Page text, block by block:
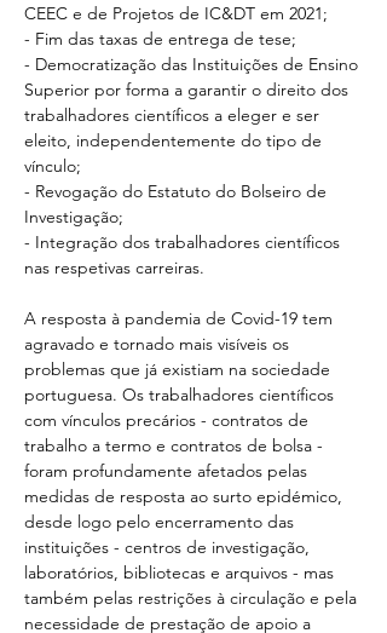
CEEC e de Projetos de IC&DT em 2021;
- Fim das taxas de entrega de tese;
- Democratização das Instituições de Ensino
Superior por forma a garantir o direito dos
trabalhadores científicos a eleger e ser
eleito, independentemente do tipo de
vínculo;
- Revogação do Estatuto do Bolseiro de
Investigação;
- Integração dos trabalhadores científicos
nas respetivas carreiras.
A resposta à pandemia de Covid-19 tem
agravado e tornado mais visíveis os
problemas que já existiam na sociedade
portuguesa. Os trabalhadores científicos
com vínculos precários - contratos de
trabalho a termo e contratos de bolsa -
foram profundamente afetados pelas
medidas de resposta ao surto epidémico,
desde logo pelo encerramento das
instituições - centros de investigação,
laboratórios, bibliotecas e arquivos - mas
também pelas restrições à circulação e pela
necessidade de prestação de apoio a